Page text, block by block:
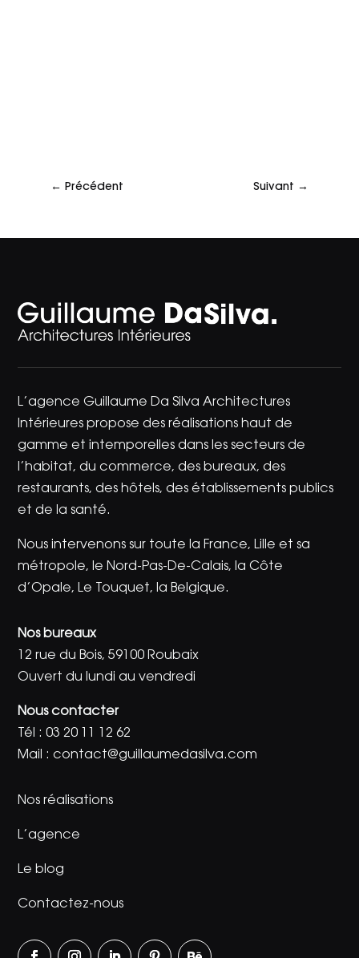
← Précédent Suivant →
L’agence Guillaume Da Silva Architectures
Intérieures propose des réalisations haut de
gamme et intemporelles dans les secteurs de
l’habitat, du commerce, des bureaux, des
restaurants, des hôtels, des établissements publics
et de la santé.
Nous intervenons sur toute la France, Lille et sa
métropole, le Nord-Pas-De-Calais, la Côte
d’Opale, Le Touquet, la Belgique.
Nos bureaux
12 rue du Bois, 59100 Roubaix
Ouvert du lundi au vendredi
Nous contacter
Tél :03 20 11 12 62
Mail :contact@guillaumedasilva.com
Nos réalisations
L’agence
Le blog
Contactez-nous